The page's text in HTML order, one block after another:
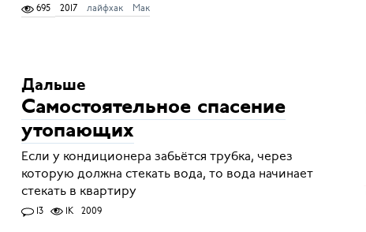
695 2017 лайфхак Мак
Дальше
Самостоятельное спасение
утопающих
Если у кондиционера забьётся трубка, через
которую должна стекать вода, то вода начинает
стекать в квартиру
13 1K 2009